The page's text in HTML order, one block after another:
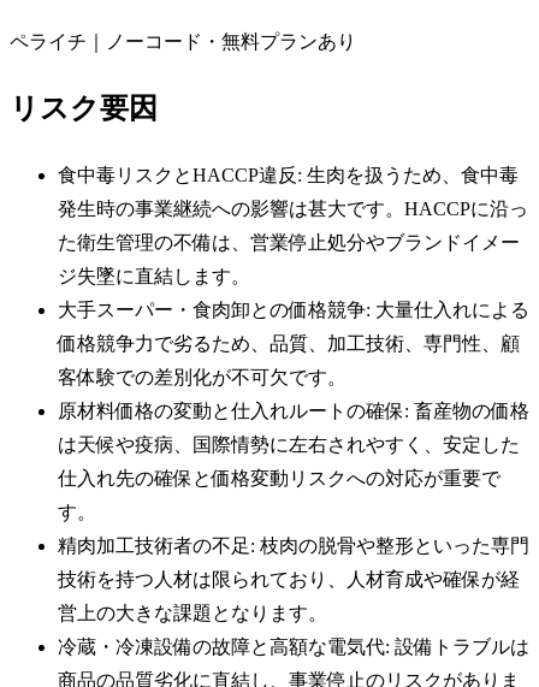
ペライチ｜ノーコード・無料プランあり
リスク要因
食中毒リスクとHACCP違反: 生肉を扱うため、食中毒
発生時の事業継続への影響は甚大です。HACCPに沿っ
た衛生管理の不備は、営業停止処分やブランドイメー
ジ失墜に直結します。
大手スーパー・食肉卸との価格競争: 大量仕入れによる
価格競争力で劣るため、品質、加工技術、専門性、顧
客体験での差別化が不可欠です。
原材料価格の変動と仕入れルートの確保: 畜産物の価格
は天候や疫病、国際情勢に左右されやすく、安定した
仕入れ先の確保と価格変動リスクへの対応が重要で
す。
精肉加工技術者の不足: 枝肉の脱骨や整形といった専門
技術を持つ人材は限られており、人材育成や確保が経
営上の大きな課題となります。
冷蔵・冷凍設備の故障と高額な電気代: 設備トラブルは
商品の品質劣化に直結し、事業停止のリスクがありま